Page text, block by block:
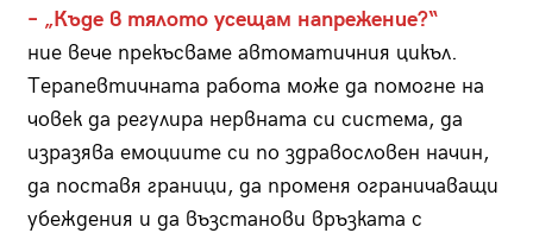
– „Къде в тялото усещам напрежение?“
ние вече прекъсваме автоматичния цикъл.
Терапевтичната работа може да помогне на
човек да регулира нервната си система, да
изразява емоциите си по здравословен начин,
да поставя граници, да променя ограничаващи
убеждения и да възстанови връзката с